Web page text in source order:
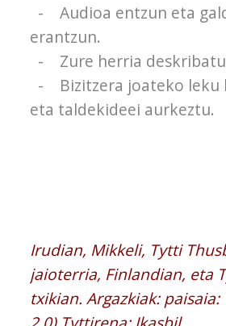
- Audioa entzun eta
erantzun.
- Zure herria
- Bizitzera joateko leku
eta taldekideei aurkeztu.
Irudian, Mikkeli, Tytti
jaioterria, Finlandian, eta
txikian. Argazkiak: paisaia: